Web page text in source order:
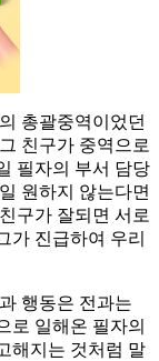
총괄중역이었던
친구가 중역으로
필자의 부서 담당
원하지 않는다면
구가 잘되면 서로
가 진급하여 우리
행동은 전과는
로 일해온 필자의
해지는 것처럼 말